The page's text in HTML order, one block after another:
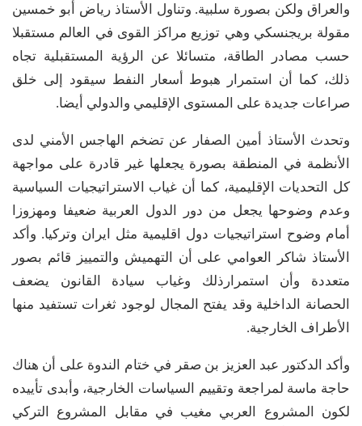
والعراق ولكن بصورة سلبية. وتناول الأستاذ رياض أبو خمسين
مقولة بريجنسكي وهي توزيع مراكز القوى في العالم مستقبلا
حسب مصادر الطاقة، متسائلا عن الرؤية المستقبلية تجاه
ذلك، كما أن استمرار هبوط أسعار النفط سيقود إلى خلق
صراعات جديدة على المستوى الإقليمي والدولي أيضا.
وتحدث الأستاذ أمين الصفار عن تضخم الهاجس الأمني لدى
الأنظمة في المنطقة بصورة يجعلها غير قادرة على مواجهة
كل التحديات الإقليمية، كما أن غياب الاستراتيجيات السياسية
وعدم وضوحها يجعل من دور الدول العربية ضعيفا ومهزوزا
أمام وضوح استراتيجيات دول اقليمية مثل ايران وتركيا. وأكد
الأستاذ شاكر العوامي على أن التهميش والتمييز قائم بصور
متعددة وأن استمرارذلك وغياب سيادة القانون يضعف
الحصانة الداخلية وقد يفتح المجال لوجود ثغرات تستفيد منها
الأطراف الخارجية.
وأكد الدكتور عبد العزيز بن صقر في ختام الندوة على أن هناك
حاجة ماسة لمراجعة وتقييم السياسات الخارجية، وأبدى تأييده
لكون المشروع العربي مغيب في مقابل المشروع التركي